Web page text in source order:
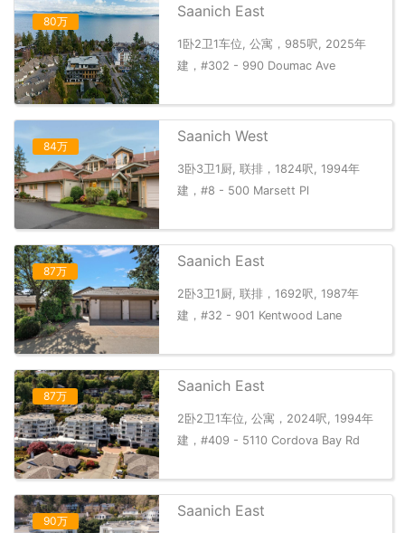
80万
Saanich East
1卧2卫1车位, 公寓，985呎, 2025年
建，#302 - 990 Doumac Ave
84万
Saanich West
3卧3卫1厨, 联排，1824呎, 1994年
建，#8 - 500 Marsett Pl
87万
Saanich East
2卧3卫1厨, 联排，1692呎, 1987年
建，#32 - 901 Kentwood Lane
87万
Saanich East
2卧2卫1车位, 公寓，2024呎, 1994年
建，#409 - 5110 Cordova Bay Rd
90万
Saanich East